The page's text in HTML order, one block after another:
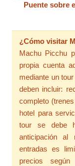
Puente sobre
¿Cómo visitar
Machu Picchu
propia cuenta
mediante un
deben incluir:
completo
hotel para
tour se debe
anticipación al
entradas es
precios